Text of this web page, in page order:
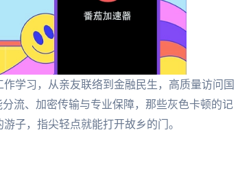
学习，从亲友联络到金融民生，高质量访问国
流、加密传输与专业保障，那些灰色卡顿的记
子，指尖轻点就能打开故乡的门。